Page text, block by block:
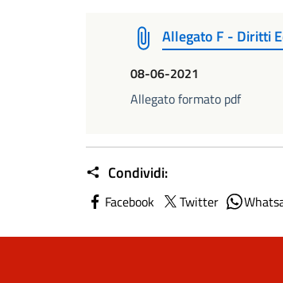
Allegato F - Diritti
08-06-2021
Allegato formato pdf
Condividi:
Facebook Twitter